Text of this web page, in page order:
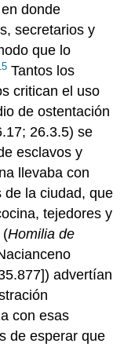
donde
secretarios y
que lo
Tantos los
critican el uso
de ostentación
26.3.5) se
esclavos y
llevaba con
de la ciudad, que
tejedores y
(Homilia de
advertían
con esas
de esperar que